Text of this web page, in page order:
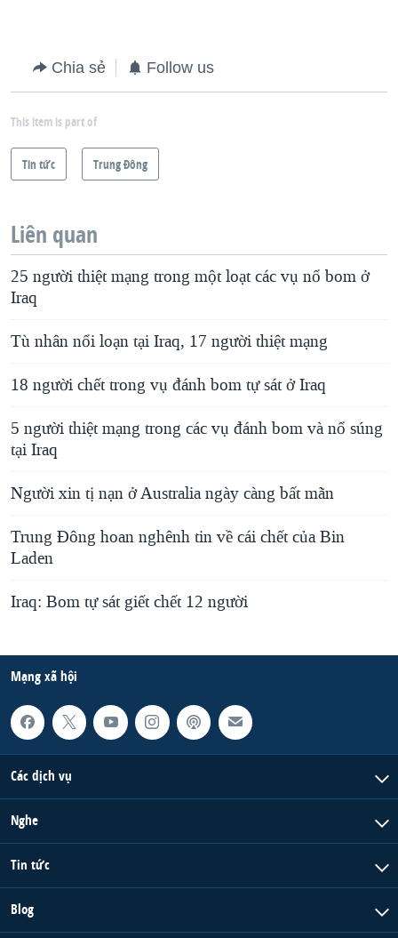
Chia sẻ Follow us
This item is part of
Tin tức Trung Ðông
Liên quan
25 người thiệt mạng trong một loạt các vụ nổ bom ở
Iraq
Tù nhân nổi loạn tại Iraq, 17 người thiệt mạng
18 người chết trong vụ đánh bom tự sát ở Iraq
5 người thiệt mạng trong các vụ đánh bom và nổ súng
tại Iraq
Người xin tị nạn ở Australia ngày càng bất mãn
Trung Ðông hoan nghênh tin về cái chết của Bin
Laden
Iraq: Bom tự sát giết chết 12 người
Mạng xã hội
Các dịch vụ
Nghe
Tin tức
Blog